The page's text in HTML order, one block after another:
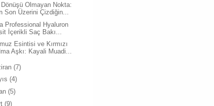
Olmayan Nokta:
Son Üzerini Çizdiğin...
Professional Hyaluron
İçerikli Saç Bakı...
Esintisi ve Kırmızı
Aşkı: Kayali Muadi...
(7)
(4)
(5)
(9)